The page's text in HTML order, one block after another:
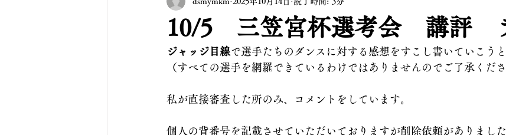
10/5 三笠宮杯選考会 講評
ジャッジ目線で選手たちのダンスに対する感想をすこし書いていこうと
（すべての選手を網羅できているわけではありませんのでご了承くださ
私が直接審査した所のみ、コメントをしています。
個人の背番号を記載させていただいておりますが削除依頼がありまし